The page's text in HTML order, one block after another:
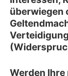
überwiegen
Werden